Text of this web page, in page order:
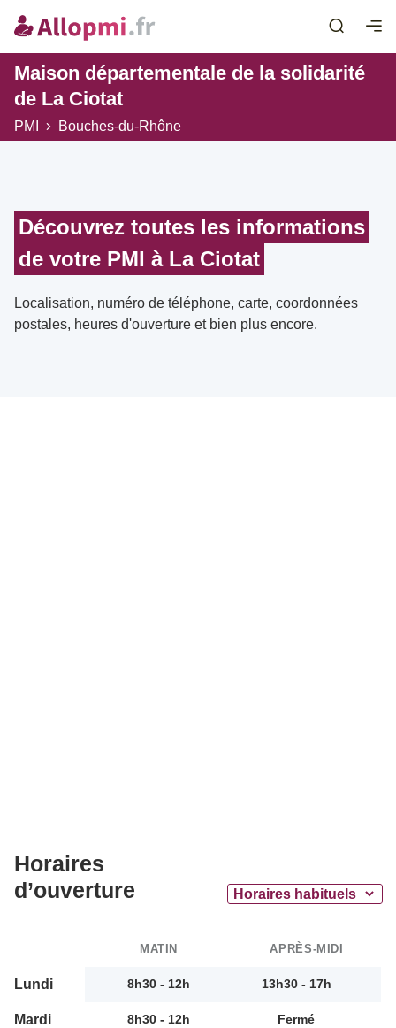
Maison départementale de la solidarité
de La Ciotat
PMI Bouches-du-Rhône
Découvrez toutes les informations
de votre PMI à La Ciotat
Localisation, numéro de téléphone, carte, coordonnées
postales, heures d'ouverture et bien plus encore.
Horaires
d’ouverture
MATIN APRÈS-MIDI
Lundi 8h30 - 12h 13h30 - 17h
Mardi 8h30 - 12h Fermé